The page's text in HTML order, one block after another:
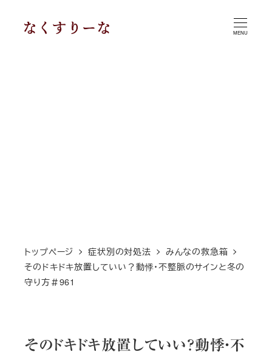
MENU
トップページ 症状別の対処法
みんなの救急箱
そのドキドキ放置していい？動悸・不整脈のサインと冬の
守り方＃961
そのドキドキ放置していい？動悸・不